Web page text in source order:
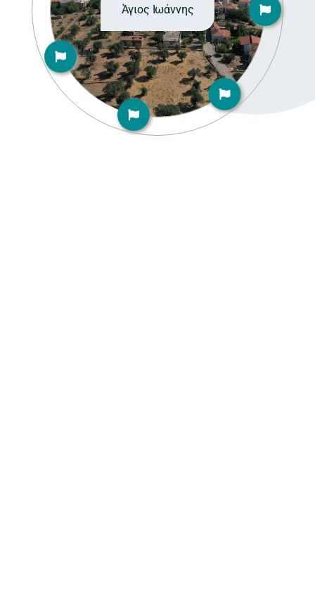
Άγιος Ιωάννης